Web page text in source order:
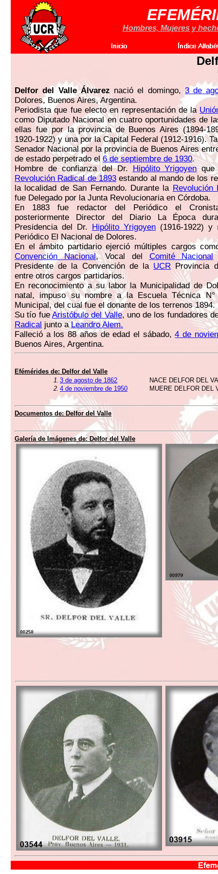
Hombres, Mujeres y
Delfor del Valle Álvarez nació el domingo,3 de
Dolores, Buenos Aires, Argentina.
Periodista que fue electo en representación de la
como Diputado Nacional en cuatro oportunidades de
ellas fue por la provincia de Buenos Aires (1894-
1920-1922) y una por la Capital Federal (1912-1916).
Senador Nacional por la provincia de Buenos Aires
de estado perpetrado el 6 de septiembre de 1930.
Hombre de confianza del Dr. Hipólito Yrigoyenque
Revolución Radical de 1893estando al mando de los
la localidad de San Fernando. Durante la Revolución
fue Delegado por la Junta Revolucionaria en Córdoba.
En 1883 fue redactor del Periódico el
posteriormente Director del Diario La Época
Presidencia del Dr. Hipólito Yrigoyen (1916-1922) y
Periódico El Nacional de Dolores.
En el ámbito partidario ejerció múltiples cargos
Convención Nacional, Vocal del Comité Nacional
Presidente de la Convención de la UCR Provincia
entre otros cargos partidarios.
En reconocimiento a su labor la Municipalidad de
natal, impuso su nombre a la Escuela Técnica
Municipal, del cual fue el donante de los terrenos 1894.
Su tío fueAristóbulo del Valle, uno de los fundadores
Radical junto aLeandro Alem.
Falleció a los 88 años de edad el sábado,4 de
Buenos Aires, Argentina.
Efémérides de: Delfor del Valle
1. 3 de agosto de 1862
NACE DELFOR DEL
2. 4 de noviembre de 1950 MUERE DELFOR DEL
Documentos de:Delfor del Valle
Galería de Imágenes de: Delfor del Valle